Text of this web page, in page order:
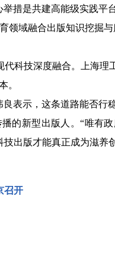
是共建高能级实践平
领域融合出版知识挖掘
技深度融合。上海理
。
示，这条道路能否行
的新型出版人。“唯有
出版才能真正成为滋养
召开